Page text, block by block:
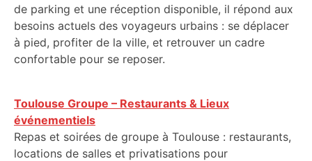
de parking et une réception disponible, il répond aux
besoins actuels des voyageurs urbains : se déplacer
à pied, profiter de la ville, et retrouver un cadre
confortable pour se reposer.
Toulouse Groupe – Restaurants & Lieux
événementiels
Repas et soirées de groupe à Toulouse : restaurants,
locations de salles et privatisations pour